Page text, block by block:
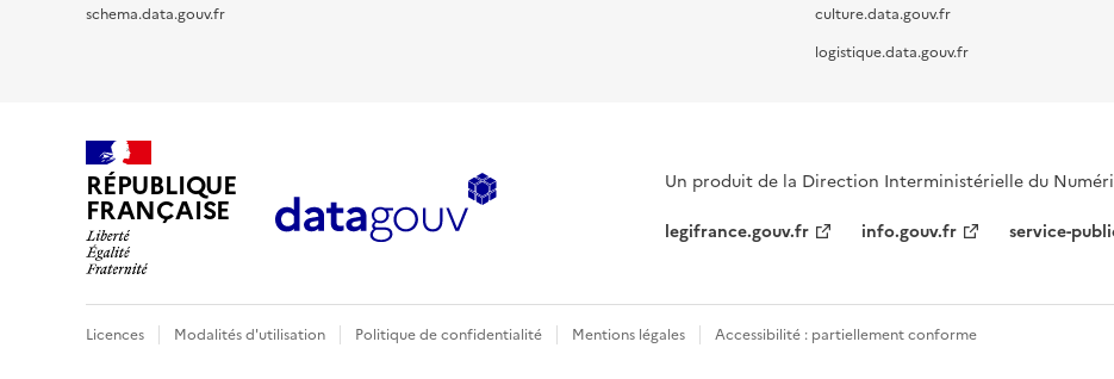
schema.data.gouv.fr
culture.data.gouv.fr
logistique.data.gouv.fr
RÉPUBLIQUE
FRANÇAISE
Un produit de la Direction Interministérielle du
legifrance.gouv.fr
info.gouv.fr service-
Licences Modalités d'utilisation Politique de confidentialité Mentions légales Accessibilité : partiellement conforme